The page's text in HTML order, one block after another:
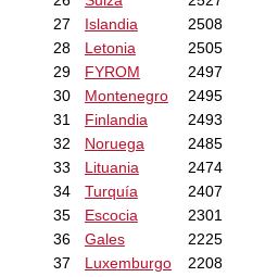
27
Islandia
2508
28
Letonia
2505
29
FYROM
2497
30
Montenegro
2495
31
Finlandia
2493
32
Noruega
2485
33
Lituania
2474
34
Turquía
2407
35
Escocia
2301
36
Gales
2225
37
Luxemburgo
2208